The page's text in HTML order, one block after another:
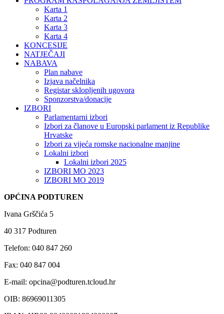
Karta 1
Karta 2
Karta 3
Karta 4
KONCESIJE
NATJEČAJI
NABAVA
Plan nabave
Izjava načelnika
Registar sklopljenih ugovora
Sponzorstva/donacije
IZBORI
Parlamentarni izbori
Izbori za članove u Europski parlament iz Republike
Hrvatske
Izbori za vijeća romske nacionalne manjine
Lokalni izbori
Lokalni izbori 2025
IZBORI MO 2023
IZBORI MO 2019
OPĆINA PODTUREN
Ivana Grščića 5
40 317 Podturen
Telefon: 040 847 260
Fax: 040 847 004
E-mail: opcina@podturen.tcloud.hr
OIB: 86969011305